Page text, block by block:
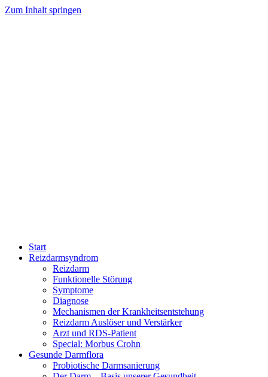
Zum Inhalt springen
Start
Reizdarmsyndrom
Reizdarm
Funktionelle Störung
Symptome
Diagnose
Mechanismen der Krankheitsentstehung
Reizdarm Auslöser und Verstärker
Arzt und RDS-Patient
Special: Morbus Crohn
Gesunde Darmflora
Probiotische Darmsanierung